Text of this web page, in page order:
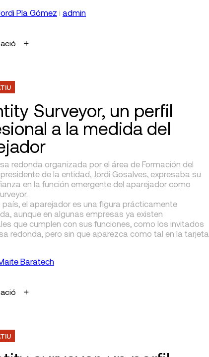
Pla Gómez i admin
Surveyor, un perfil
a la medida del
redonda organizada por el área de Formación del
de la entidad, Jordi Gosalves, expresaba su
en la función emergente del aparejador como
país, el aparejador es una figura prácticamente
aunque en algunas empresas ya existen
que cumplen con sus funciones, como los invitados
redonda, pero sin que aparezca como tal en la tarjeta
Baratech